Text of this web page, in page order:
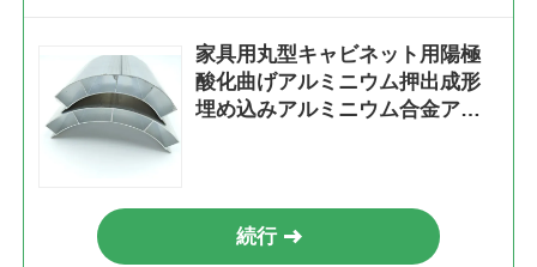
アルミプロファイル用アクセサリー
開き窓のプロファイル
家具用丸型キャビネット用陽極
酸化曲げアルミニウム押出成形
埋め込みアルミニウム合金アー
続行